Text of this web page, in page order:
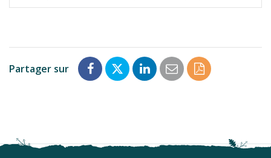
Partager sur
PartagerPartagerPartager
PartagerEnregistrer